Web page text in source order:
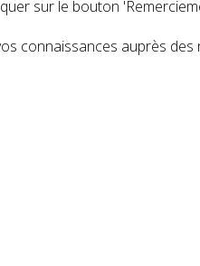
sur le bouton
connaissances auprès